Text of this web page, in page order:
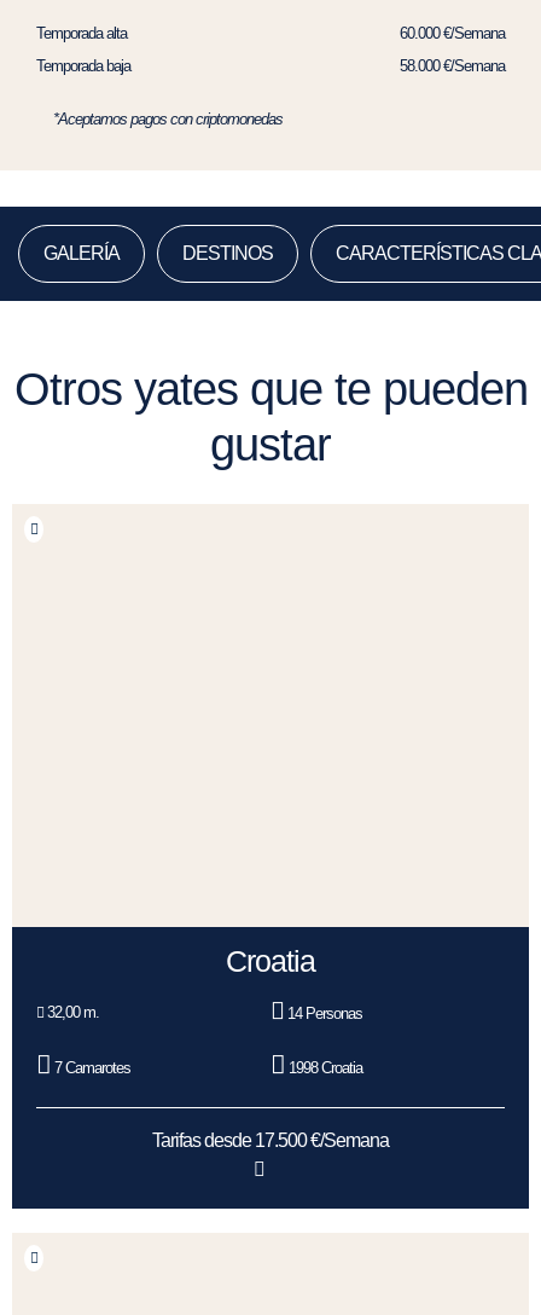
Temporada alta
60.000 €/Semana
Temporada baja
58.000 €/Semana
*Aceptamos pagos con criptomonedas
GALERÍA DESTINOS CARACTERÍSTICAS
Otros yates que te pueden
gustar
Croatia
32,00 m. 14 Personas
7 Camarotes 1998 Croatia
Tarifas desde 17.500 €/Semana